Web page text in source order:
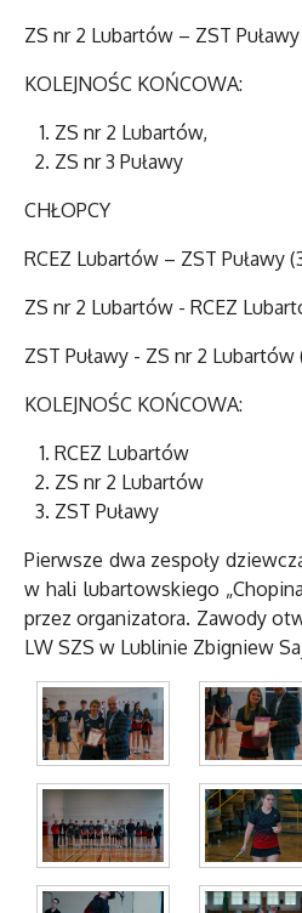
ZS nr 2 Lubartów – ZST Puławy
KOLEJNOŚC KOŃCOWA:
ZS nr 2 Lubartów,
ZS nr 3 Puławy
CHŁOPCY
RCEZ Lubartów – ZST Puławy
ZS nr 2 Lubartów - RCEZ
ZST Puławy - ZS nr 2 Lubartów
KOLEJNOŚC KOŃCOWA:
RCEZ Lubartów
ZS nr 2 Lubartów
ZST Puławy
Pierwsze dwa zespoły
w hali lubartowskiego
przez organizatora. Zawody
LW SZS w Lublinie Zbigniew